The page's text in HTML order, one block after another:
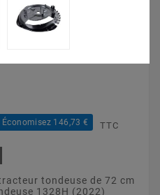
Économisez 146,73 € TTC
tondeuse de 72 cm
1328H (2022)